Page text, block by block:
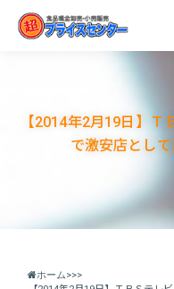
トップ 激安のヒミツ
【2014年2月19日】Ｔ
で激安店として
ホーム>>>